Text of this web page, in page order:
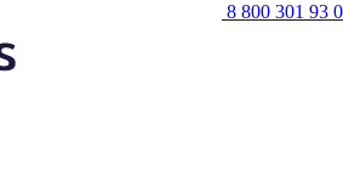
8 800 301 93